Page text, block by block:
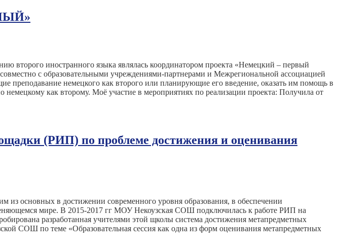
иностранного языка являлась координатором проекта «Немецкий – первый
с образовательными учреждениями-партнерами и Межрегиональной ассоциацией
немецкого как второго или планирующие его введение, оказать им помощь в
как второму. Моё участие в мероприятиях по реализации проекта: Получила от
(РИП) по проблеме достижения и оценивания
из основных в достижении современного уровня образования, в обеспечении
мире. В 2015-2017 гг МОУ Некоузская СОШ подключилась к работе РИП на
разработанная учителями этой щколы система достижения метапредметных
СОШ по теме «Образовательная сессия как одна из форм оценивания метапредметных